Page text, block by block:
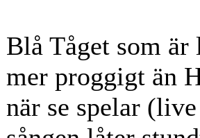
Blå Tåget som är
mer proggigt än
när se spelar